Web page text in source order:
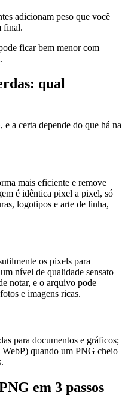
adicionam peso que você
final.
ficar bem menor com
qual
a certa depende do que há na
mais eficiente e remove
é idêntica pixel a pixel, só
logotipos e arte de linha,
os pixels para
nível de qualidade sensato
notar, e o arquivo pode
e imagens ricas.
para documentos e gráficos;
WebP) quando um PNG cheio
em 3 passos